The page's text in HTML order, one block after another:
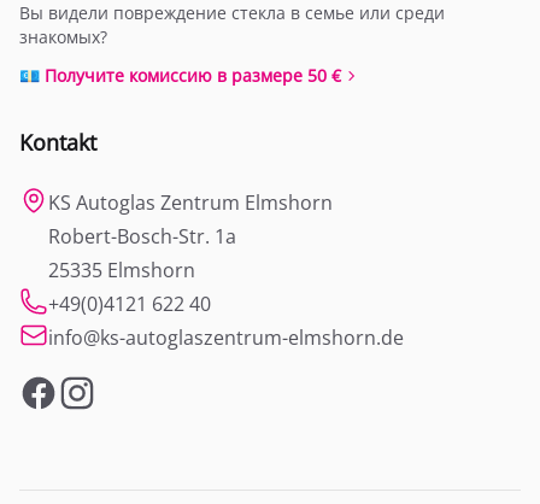
Вы видели повреждение стекла в семье или среди
знакомых?
💶 Получите комиссию в размере 50 €
Kontakt
KS Autoglas Zentrum Elmshorn
Robert-Bosch-Str. 1a
25335 Elmshorn
+49(0)4121 622 40
info@ks-autoglaszentrum-elmshorn.de
FacebookInstagram